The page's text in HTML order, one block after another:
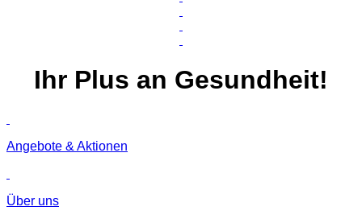
Ihr Plus an Gesundheit!
Angebote & Aktionen
Über uns